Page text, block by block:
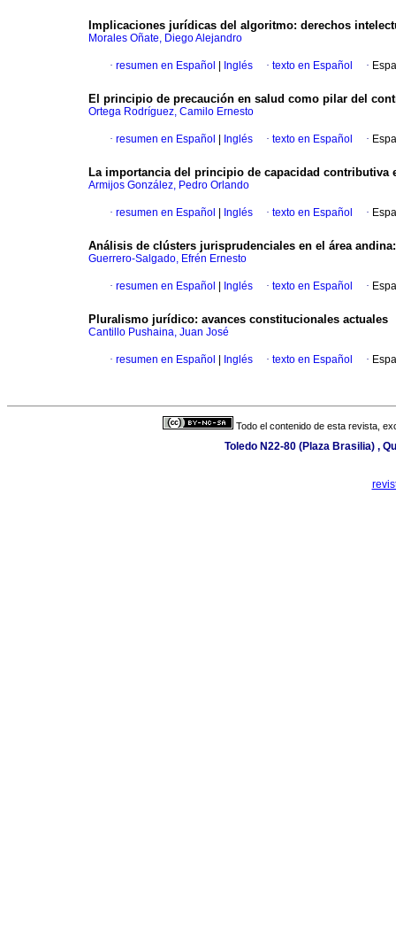
Implicaciones jurídicas del algoritmo: derechos
Morales Oñate, Diego Alejandro
· resumen en Español Inglés · texto en Español ·
El principio de precaución en salud como pilar del
Ortega Rodríguez, Camilo Ernesto
· resumen en Español Inglés · texto en Español ·
La importancia del principio de capacidad contributiva
Armijos González, Pedro Orlando
· resumen en Español Inglés · texto en Español ·
Análisis de clústers jurisprudenciales en el área
Guerrero-Salgado, Efrén Ernesto
· resumen en Español Inglés · texto en Español ·
Pluralismo jurídico: avances constitucionales actuales
Cantillo Pushaina, Juan José
· resumen en Español Inglés · texto en Español ·
Todo el contenido de esta revista,
Toledo N22-80 (Plaza Brasilia) ,